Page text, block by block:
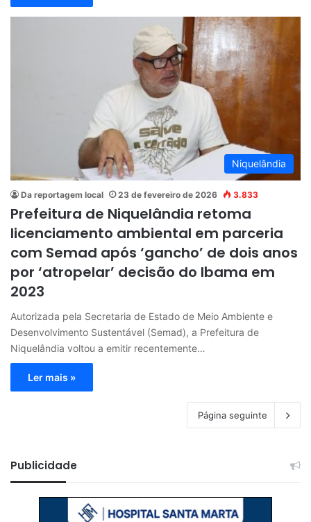
Niquelândia
Da reportagem local 23 de fevereiro de 2026 3.833
Prefeitura de Niquelândia retoma
licenciamento ambiental em parceria
com Semad após ‘gancho’ de dois anos
por ‘atropelar’ decisão do Ibama em
2023
Autorizada pela Secretaria de Estado de Meio Ambiente e
Desenvolvimento Sustentável (Semad), a Prefeitura de
Niquelândia voltou a emitir recentemente…
Ler mais »
Página seguinte
Publicidade